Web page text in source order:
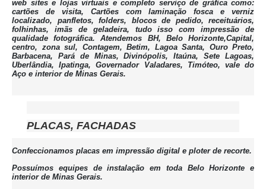
web sites e lojas virtuais e completo serviço de gráfica como:
cartões de visita, Cartões com laminação fosca e verniz
localizado, panfletos, folders, blocos de pedido, receituários,
folhinhas, imãs de geladeira, tudo isso com impressão de
qualidade fotográfica. Atendemos BH, Belo Horizonte,Capital,
centro, zona sul, Contagem, Betim, Lagoa Santa, Ouro Preto,
Barbacena, Pará de Minas, Divinópolis, Itaúna, Sete Lagoas,
Uberlândia, Ipatinga, Governador Valadares, Timóteo, vale do
Aço e interior de Minas Gerais.
PLACAS, FACHADAS
Confeccionamos placas em impressão digital e ploter de recorte.
Possuímos equipes de instalação em toda Belo Horizonte e
interior de Minas Gerais.